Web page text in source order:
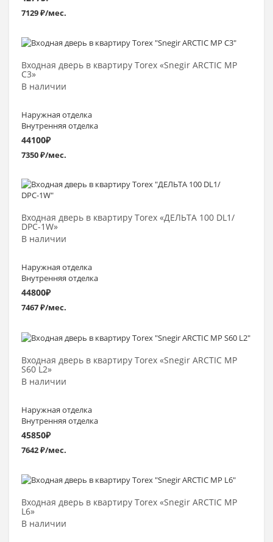
7129 ₽/мес.
Входная дверь в квартиру Torex «Snegir ARCTIC MP
C3»
В наличии
Наружная отделка
Внутренняя отделка
44100₽
7350 ₽/мес.
Выбрать >
Входная дверь в квартиру Torex «ДЕЛЬТА 100 DL1/
DPС-1W»
В наличии
Наружная отделка
Внутренняя отделка
44800₽
7467 ₽/мес.
Выбрать >
Входная дверь в квартиру Torex «Snegir ARCTIC MP
S60 L2»
В наличии
Наружная отделка
Внутренняя отделка
45850₽
7642 ₽/мес.
Выбрать >
Входная дверь в квартиру Torex «Snegir ARCTIC MP
L6»
В наличии
Выбрать >